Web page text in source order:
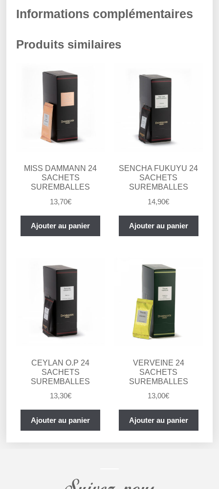
Informations complémentaires
Produits similaires
MISS DAMMANN 24
SACHETS
SUREMBALLES
13,70€
Ajouter au panier
SENCHA FUKUYU 24
SACHETS
SUREMBALLES
14,90€
Ajouter au panier
CEYLAN O.P 24
SACHETS
SUREMBALLES
13,30€
Ajouter au panier
VERVEINE 24
SACHETS
SUREMBALLES
13,00€
Ajouter au panier